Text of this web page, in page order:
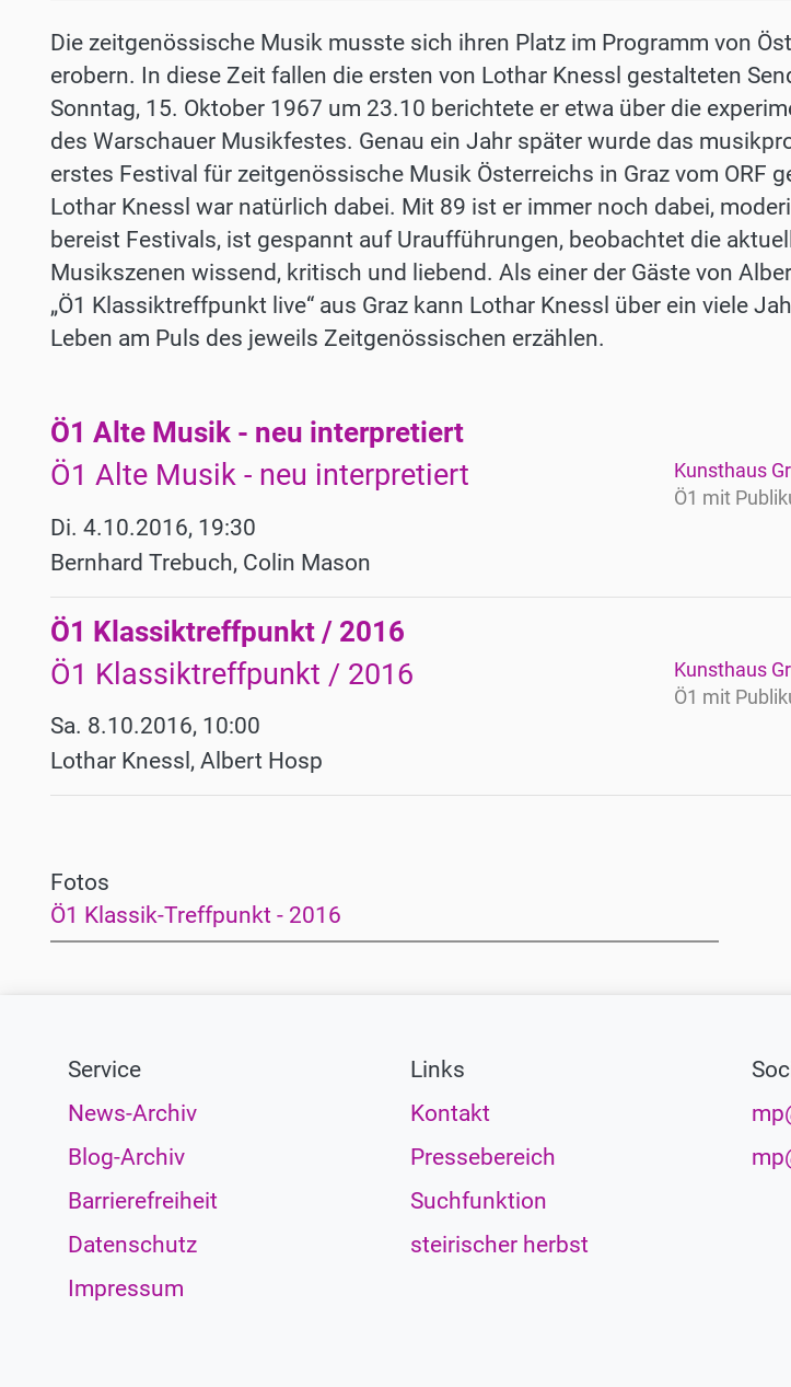
Die zeitgenössische Musik musste sich ihren Platz im Programm von
erobern. In diese Zeit fallen die ersten von Lothar Knessl gestalteten
Sonntag, 15. Oktober 1967 um 23.10 berichtete er etwa über die
des Warschauer Musikfestes. Genau ein Jahr später wurde das
erstes Festival für zeitgenössische Musik Österreichs in Graz vom ORF
Lothar Knessl war natürlich dabei. Mit 89 ist er immer noch dabei,
bereist Festivals, ist gespannt auf Uraufführungen, beobachtet die
Musikszenen wissend, kritisch und liebend. Als einer der Gäste von
„Ö1 Klassiktreffpunkt live“ aus Graz kann Lothar Knessl über ein viele
Leben am Puls des jeweils Zeitgenössischen erzählen.
Werke
Ö1 Alte Musik - neu interpretiert
Ö1 Alte Musik - neu interpretiert
Di. 4.10.2016, 19:30
Bernhard Trebuch, Colin Mason
Kunsthaus
Ö1 mit
Ö1 Klassiktreffpunkt / 2016
Ö1 Klassiktreffpunkt / 2016
Sa. 8.10.2016, 10:00
Lothar Knessl, Albert Hosp
Kunsthaus
Ö1 mit
Fotos
Ö1 Klassik-Treffpunkt - 2016
Service
News-Archiv
Blog-Archiv
Barrierefreiheit
Datenschutz
Impressum
Links
Kontakt
Pressebereich
Suchfunktion
steirischer herbst